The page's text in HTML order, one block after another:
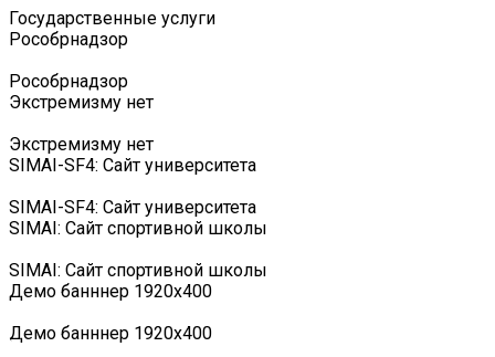
Государственные услуги
Роcобрнадзор
Роcобрнадзор
Экстремизму нет
Экстремизму нет
SIMAI-SF4: Сайт университета
SIMAI-SF4: Сайт университета
SIMAI: Сайт спортивной школы
SIMAI: Сайт спортивной школы
Демо банннер 1920х400
Демо банннер 1920х400